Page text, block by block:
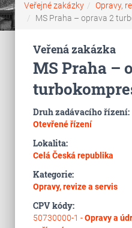
Veřejné zakázky
Opravy,
MS Praha – oprava 2
Veřená zakázka
MS Praha –
Druh zadávacího řízení:
Otevřené řízení
Lokalita:
Celá Česká republika
Kategorie:
Opravy, revize a servis
CPV kódy:
50730000-1 -Opravy a